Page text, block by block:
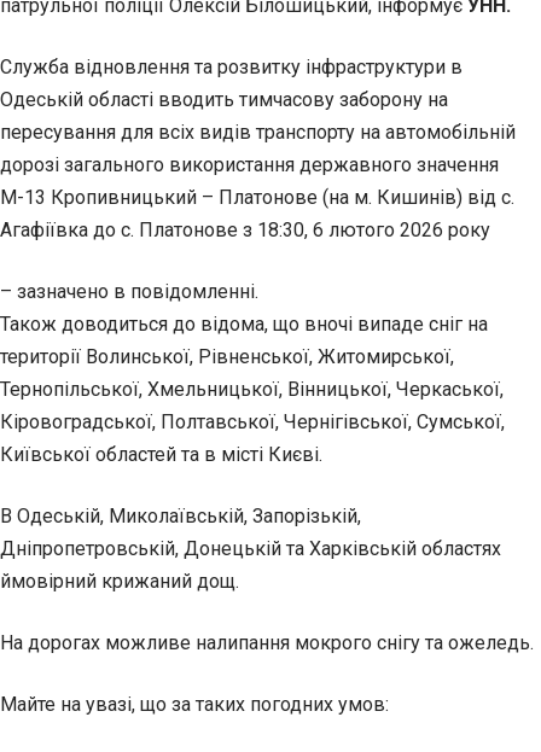
патрульної поліції Олексій Білошицький, інформує УНН.
Служба відновлення та розвитку інфраструктури в
Одеській області вводить тимчасову заборону на
пересування для всіх видів транспорту на автомобільній
дорозі загального використання державного значення
М-13 Кропивницький – Платонове (на м. Кишинів) від с.
Агафіївка до с. Платонове з 18:30, 6 лютого 2026 року
– зазначено в повідомленні.
Також доводиться до відома, що вночі випаде сніг на
території Волинської, Рівненської, Житомирської,
Тернопільської, Хмельницької, Вінницької, Черкаської,
Кіровоградської, Полтавської, Чернігівської, Сумської,
Київської областей та в місті Києві.
В Одеській, Миколаївській, Запорізькій,
Дніпропетровській, Донецькій та Харківській областях
ймовірний крижаний дощ.
На дорогах можливе налипання мокрого снігу та ожеледь.
Майте на увазі, що за таких погодних умов: